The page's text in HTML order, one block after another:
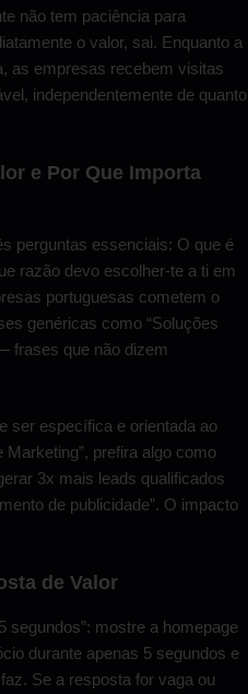
não tem paciência para
o valor, sai. Enquanto a
as empresas recebem visitas
independentemente de quanto
e Por Que Importa
perguntas essenciais: O que é
razão devo escolher-te a ti em
portuguesas cometem o
genéricas como “Soluções
frases que não dizem
ser específica e orientada ao
prefira algo como
3x mais leads qualificados
de publicidade”. O impacto
de Valor
segundos”: mostre a homepage
durante apenas 5 segundos e
Se a resposta for vaga ou